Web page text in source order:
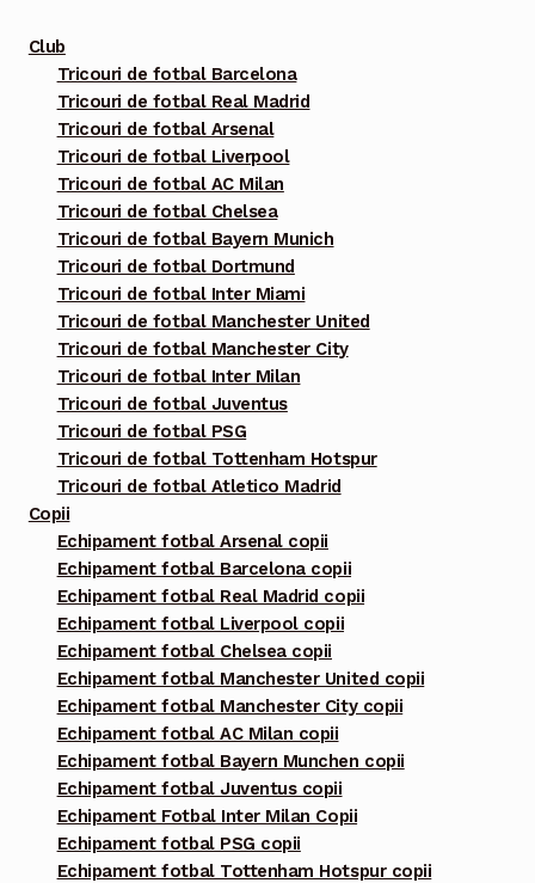
Club
Tricouri de fotbal Barcelona
Tricouri de fotbal Real Madrid
Tricouri de fotbal Arsenal
Tricouri de fotbal Liverpool
Tricouri de fotbal AC Milan
Tricouri de fotbal Chelsea
Tricouri de fotbal Bayern Munich
Tricouri de fotbal Dortmund
Tricouri de fotbal Inter Miami
Tricouri de fotbal Manchester United
Tricouri de fotbal Manchester City
Tricouri de fotbal Inter Milan
Tricouri de fotbal Juventus
Tricouri de fotbal PSG
Tricouri de fotbal Tottenham Hotspur
Tricouri de fotbal Atletico Madrid
Copii
Echipament fotbal Arsenal copii
Echipament fotbal Barcelona copii
Echipament fotbal Real Madrid copii
Echipament fotbal Liverpool copii
Echipament fotbal Chelsea copii
Echipament fotbal Manchester United copii
Echipament fotbal Manchester City copii
Echipament fotbal AC Milan copii
Echipament fotbal Bayern Munchen copii
Echipament fotbal Juventus copii
Echipament Fotbal Inter Milan Copii
Echipament fotbal PSG copii
Echipament fotbal Tottenham Hotspur copii